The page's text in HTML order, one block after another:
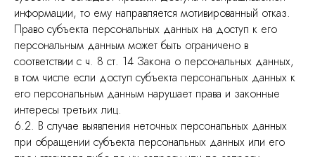
информации, то ему направляется мотивированный отказ.
Право субъекта персональных данных на доступ к его
персональным данным может быть ограничено в
соответствии с ч. 8 ст. 14 Закона о персональных данных,
в том числе если доступ субъекта персональных данных к
его персональным данным нарушает права и законные
интересы третьих лиц.
6.2. В случае выявления неточных персональных данных
при обращении субъекта персональных данных или его